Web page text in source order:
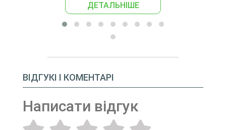
ДЕТАЛЬНІШЕ
ВІДГУКІ І КОМЕНТАРІ
Написати відгук